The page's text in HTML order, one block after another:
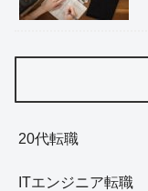
20代転職
ITエンジニア転職